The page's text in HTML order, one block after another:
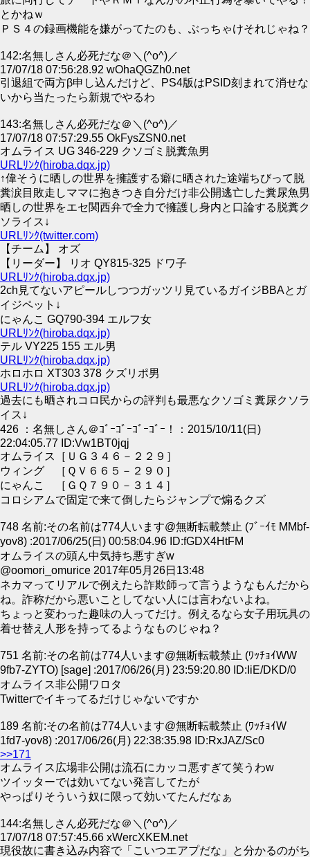
とかねｗ
ＰＳ４の録画機能を嫌がってたのも、ぶっちゃけそれじゃね？
142:名無しさん必死だな＠＼(^o^)／
17/07/18 07:56:28.92 wOhaQGZh0.net
引退組で両方β申し込んだけど、PS4版はPSID刻まれて消せな
いから当たったら新規でやるわ
143:名無しさん必死だな＠＼(^o^)／
17/07/18 07:57:29.55 OkFysZSN0.net
オムライス UG 346-229 クソゴミ脱糞魚男
URLﾘﾝｸ(hiroba.dqx.jp)
↑偉そうに晒しの世界を擁護する癖に晒された途端ちびって脱
糞涙目敗走しママに抱きつき自分だけ非公開逃亡した糞尿魚男
晒しの世界をエセ関西弁で全力で擁護し身内と口論する脱糞ク
ソライス↓
URLﾘﾝｸ(twitter.com)
【チーム】 オズ
【リーダー】 リオ QY815-325 ドワ子
URLﾘﾝｸ(hiroba.dqx.jp)
2ch見てないアピールしつつガッツリ見ているガイジBBAとガ
イジペット↓
にゃんこ GQ790-394 エルフ女
URLﾘﾝｸ(hiroba.dqx.jp)
テル VY225 155 エル男
URLﾘﾝｸ(hiroba.dqx.jp)
ホロホロ XT303 378 クズリポ男
URLﾘﾝｸ(hiroba.dqx.jp)
過去にも晒されコロ民からの評判も最悪なクソゴミ糞尿クソラ
イス↓
426 ：名無しさん＠ｺﾞｰｺﾞｰｺﾞｰｺﾞｰ！：2015/10/11(日)
22:04:05.77 ID:Vw1BT0jqj
オムライス［ＵＧ３４６－２２９］
ウィング ［ＱＶ６６５－２９０］
にゃんこ ［ＧＱ７９０－３１４］
コロシアムで固定で来て倒したらジャンプで煽るクズ
748 名前:その名前は774人います@無断転載禁止 (ﾌﾞｰｲﾓ MMbf-
yov8) :2017/06/25(日) 00:58:04.96 ID:fGDX4HtFM
オムライスの頭ん中気持ち悪すぎw
@oomori_omurice 2017年05月26日13:48
ネカマってリアルで例えたら詐欺師って言うようなもんだから
ね。詐称だから悪いことしてない人には言わないよね。
ちょっと変わった趣味の人ってだけ。例えるなら女子用玩具の
着せ替え人形を持ってるようなものじゃね？
751 名前:その名前は774人います@無断転載禁止 (ﾜｯﾁｮｲWW
9fb7-ZYTO) [sage] :2017/06/26(月) 23:59:20.80 ID:IiE/DKD/0
オムライス非公開ワロタ
Twitterでイキってるだけじゃないですか
189 名前:その名前は774人います@無断転載禁止 (ﾜｯﾁｮｲW
1fd7-yov8) :2017/06/26(月) 22:38:35.98 ID:RxJAZ/Sc0
>>171
オムライス広場非公開は流石にカッコ悪すぎて笑うわw
ツイッターでは効いてない発言してたが
やっぱりそういう奴に限って効いてたんだなぁ
144:名無しさん必死だな＠＼(^o^)／
17/07/18 07:57:45.66 xWercXKEM.net
現役故に書き込み内容で「こいつエアプだな」と分かるのがち